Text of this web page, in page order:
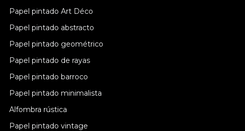
Papel pintado Art Déco
Papel pintado abstracto
Papel pintado geométrico
Papel pintado de rayas
Papel pintado barroco
Papel pintado minimalista
Alfombra rústica
Papel pintado vintage